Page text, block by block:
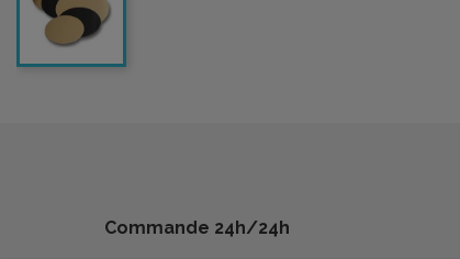
Commande 24h/24h